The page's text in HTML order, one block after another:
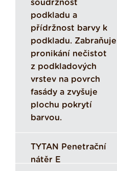
soudržnost
podkladu a
přídržnost barvy k
podkladu. Zabraňuje
pronikání nečistot
z podkladových
vrstev na povrch
fasády a zvyšuje
plochu pokrytí
barvou.
TYTAN Penetrační
nátěr E